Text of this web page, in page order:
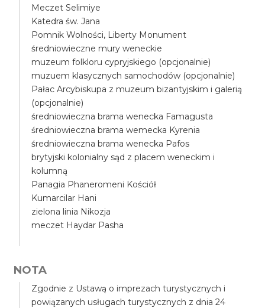
Meczet Selimiye
Katedra św. Jana
Pomnik Wolności, Liberty Monument
średniowieczne mury weneckie
muzeum folkloru cypryjskiego (opcjonalnie)
muzuem klasycznych samochodów (opcjonalnie)
Pałac Arcybiskupa z muzeum bizantyjskim i galerią
(opcjonalnie)
średniowieczna brama wenecka Famagusta
średniowieczna brama wemecka Kyrenia
średniowieczna brama wenecka Pafos
brytyjski kolonialny sąd z placem weneckim i
kolumną
Panagia Phaneromeni Kościół
Kumarcilar Hani
zielona linia Nikozja
meczet Haydar Pasha
NOTA
Zgodnie z Ustawą o imprezach turystycznych i
powiązanych usługach turystycznych z dnia 24